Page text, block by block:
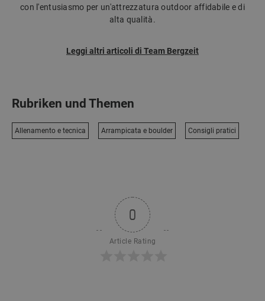
con l'entusiasmo per un'attrezzatura outdoor affidabile e di
alta qualità.
Leggi altri articoli di Team Bergzeit
Rubriken und Themen
Allenamento e tecnica Arrampicata e boulder Consigli pratici
0
Article Rating